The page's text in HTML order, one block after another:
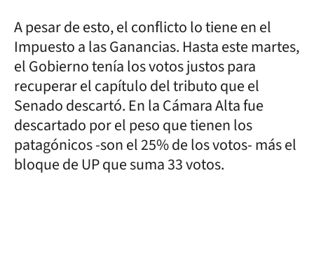
A pesar de esto, el conflicto lo tiene en el
Impuesto a las Ganancias. Hasta este martes,
el Gobierno tenía los votos justos para
recuperar el capítulo del tributo que el
Senado descartó. En la Cámara Alta fue
descartado por el peso que tienen los
patagónicos -son el 25% de los votos- más el
bloque de UP que suma 33 votos.